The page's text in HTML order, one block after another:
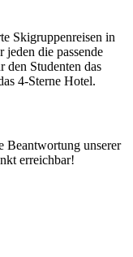
Skigruppenreisen in
die passende
den Studenten das
4-Sterne Hotel.
Beantwortung unserer
erreichbar!